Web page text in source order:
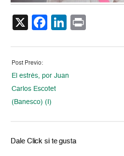
X Facebook
LinkedIn
Post Previo:
El estrés, por Juan
Carlos Escotet
(Banesco) (I)
Dale Click si te gusta